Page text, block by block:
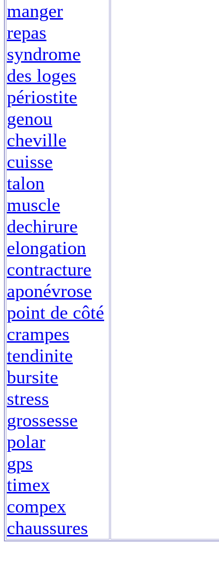
manger
repas
syndrome
des loges
périostite
genou
cheville
cuisse
talon
muscle
dechirure
elongation
contracture
aponévrose
point de côté
crampes
tendinite
bursite
stress
grossesse
polar
gps
timex
compex
chaussures